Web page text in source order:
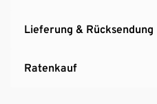
Lieferung & Rücksendung
Ratenkauf